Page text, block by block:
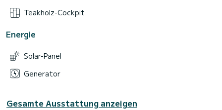
Teakholz-Cockpit
Energie
Solar-Panel
Generator
Gesamte Ausstattung anzeigen